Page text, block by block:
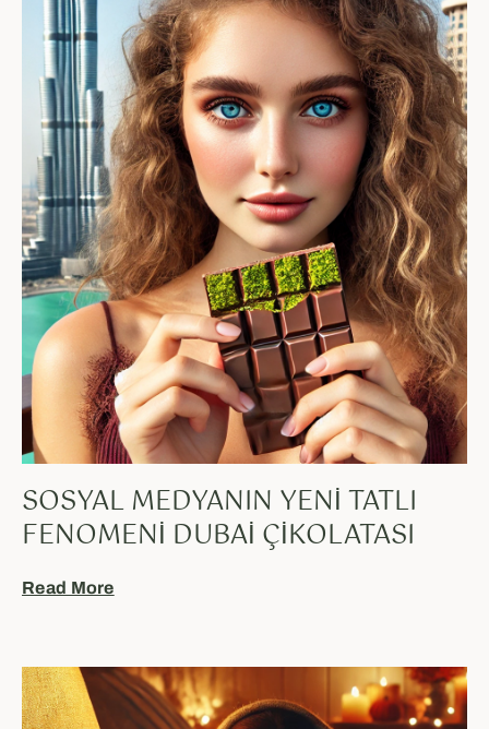
SOSYAL MEDYANIN YENI TATLI
FENOMENI DUBAI ÇIKOLATASI
Read More